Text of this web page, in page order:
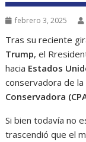
febrero 3, 2025
Tras su reciente
Trump, el
hacia Estados
conservadora de la
Conservadora
Si bien todavía no
trascendió que el